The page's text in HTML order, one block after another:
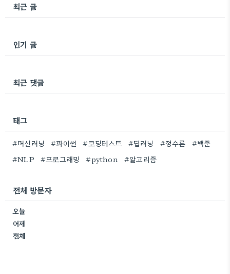
최근 글
인기 글
최근 댓글
태그
#머신러닝 #파이썬 #코딩테스트 #딥러닝 #정수론
#백준
#NLP
#프로그래밍 #python #알고리즘
전체 방문자
오늘
어제
전체